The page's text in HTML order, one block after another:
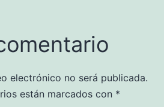
electrónico no será publicada.
están marcados con *